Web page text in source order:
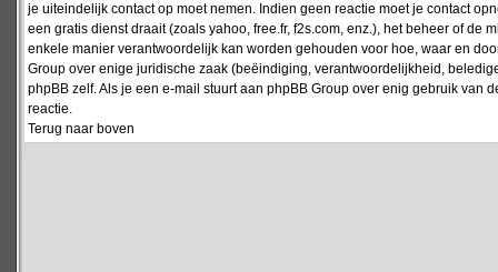
je uiteindelijk contact op moet nemen. Indien geen reactie moet je contact
een gratis dienst draait (zoals yahoo, free.fr, f2s.com, enz.), het beheer of
enkele manier verantwoordelijk kan worden gehouden voor hoe, waar en
Group over enige juridische zaak (beëindiging, verantwoordelijkheid,
phpBB zelf. Als je een e-mail stuurt aan phpBB Group over enig gebruik
reactie.
Terug naar boven